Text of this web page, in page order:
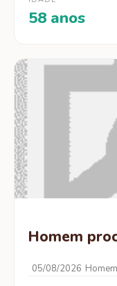
58 anos
Homem
05/08/2026